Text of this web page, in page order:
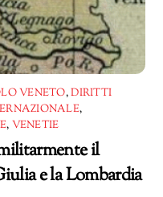
VENETO,DIRITTI
,
, VENETIE
il
e la Lombardia